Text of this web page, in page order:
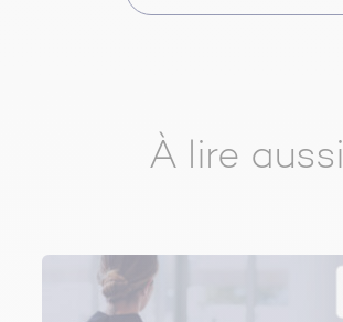
À lire aussi